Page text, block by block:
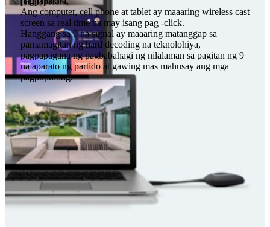
Ang computer, cell phone at tablet ay maaaring wireless cast
screen sa real time na may isang pag -click.
Hanggang sa 9 na signal ay maaaring matanggap sa
pamamagitan ng hard decoding na teknolohiya,
pagpapagana ng pagbabahagi ng nilalaman sa pagitan ng 9
na aparato ng partido at gawing mas mahusay ang mga
pagpupulong.